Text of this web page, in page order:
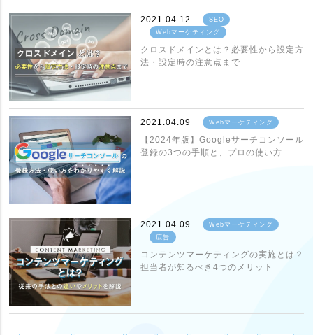
2021.04.12
SEO
Webマーケティング
クロスドメインとは？必要性から設定方
法・設定時の注意点まで
2021.04.09 Webマーケティング
【2024年版】Googleサーチコンソール
登録の3つの手順と、プロの使い方
2021.04.09
Webマーケティング
広告
コンテンツマーケティングの実施とは？
担当者が知るべき4つのメリット